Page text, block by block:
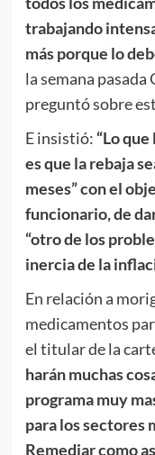
trabajando
más porque lo
la semana pasada
preguntó sobre
E insistió: “Lo
es que la rebaja
meses” con el
funcionario, de
“otro de los
inercia de la
En relación a
medicamentos
el titular de la
harán muchas
programa muy
para los sectores
Remediar como